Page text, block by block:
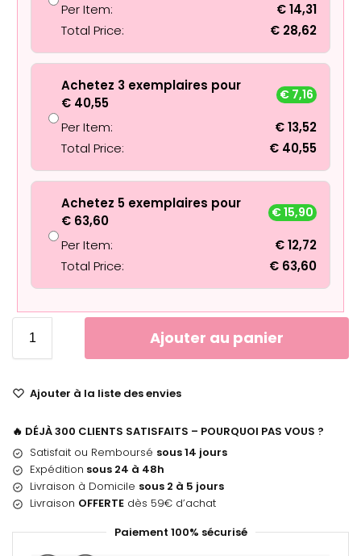
Per Item: €14,31
Total Price:
€ 28,62
Achetez 3 exemplaires pour
€ 40,55
€ 7,16
Per Item: €13,52
Total Price:
€ 40,55
Achetez 5 exemplaires pour
€ 63,60
€15,90
Per Item: €12,72
Total Price:
€ 63,60
Ajouter au panier
Ajouter à la liste des envies
🔥 DÉJÀ 300 CLIENTS SATISFAITS – POURQUOI PAS VOUS ?
Satisfait ou Remboursé sous 14 jours
Expédition sous 24 à 48h
Livraison à Domicile sous 2 à 5 jours
Livraison OFFERTE dès 59€ d’achat
Paiement 100% sécurisé